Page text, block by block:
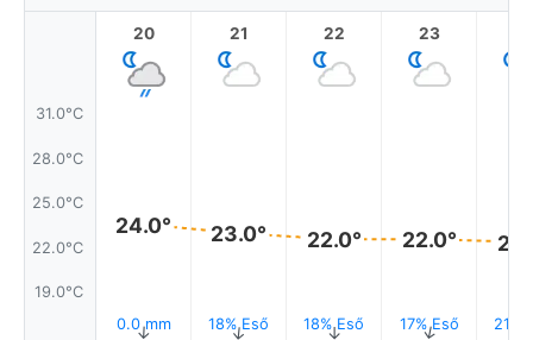
31.0°C
28.0°C
25.0°C
22.0°C
19.0°C
20
24.0°
0.0 mm
↑
21
23.0°
18% Eső
↑
22
22.0°
18% Eső
↑
23
22.0°
17% Eső
↑ 21%